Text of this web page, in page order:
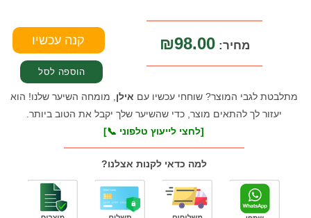
מחיר:₪98.00
מתלבטת לגבי המוצר? שוחחי עכשיו עם אילן , מומחה השיער שלנו! הוא
יעזור לך להתאים מוצר, כדי שהשיער שלך יקבל את הטוב ביותר.
[לחצי לייעוץ טלפוני 📞]
למה כדאי לקנות אצלנו?